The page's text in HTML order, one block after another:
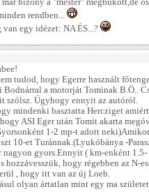
már bizony a "mester" megbukott,de
rendben...
van egy idézet: NA ÉS...?
tudod, hogy Egerre használt
Bodnárral a motorját Tominak B.Ö..
szólsz. Úgyhogy ennyit az autóról.
mindenki basztatta Hercziget
ASI Eger után Tomit akarta
1-2 mp-t adott
10-et Turánnak.(Lyukóbánya -
gyors.Ennyit ( km-enként
hozzávesszük, hogy régebben az N-
, hogy itt van az új Loeb.
olyan ártatlan mint egy ma